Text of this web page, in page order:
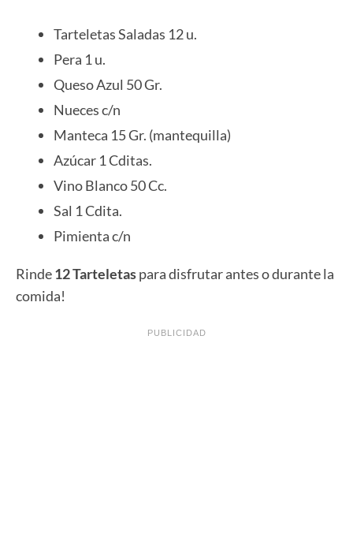
Tarteletas Saladas 12 u.
Pera 1 u.
Queso Azul 50 Gr.
Nueces c/n
Manteca 15 Gr. (mantequilla)
Azúcar 1 Cditas.
Vino Blanco 50 Cc.
Sal 1 Cdita.
Pimienta c/n
Rinde12 Tarteletaspara disfrutar antes o durante la
comida!
PUBLICIDAD